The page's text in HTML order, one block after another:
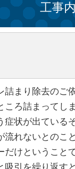
工事
まり除去のご
ころ詰まってし
状が出ている
れないとのこと
けということ
引を繰り返す